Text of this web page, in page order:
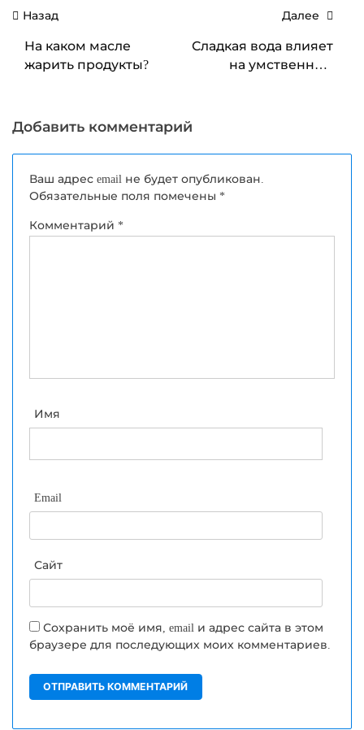
Навигация
записям
Назад
На каком масле
жарить продукты?
Далее
Сладкая вода влияет
на умственные
Добавить комментарий
Ваш адрес email не будет опубликован.
Обязательные поля помечены *
Комментарий *
Имя
Email
Сайт
Сохранить моё имя, email и адрес сайта в этом
браузере для последующих моих комментариев.